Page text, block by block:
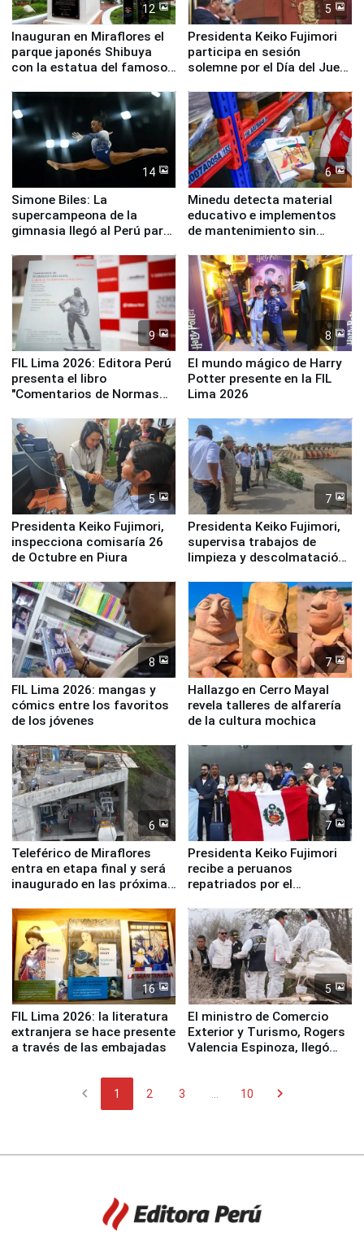
12
Inauguran en Miraflores el
parque japonés Shibuya
con la estatua del famoso
5
Presidenta Keiko Fujimori
participa en sesión
solemne por el Día del Juez
14
Simone Biles: La
supercampeona de la
gimnasia llegó al Perú para
Panamericanos Lima 2027
6
Minedu detecta material
educativo e implementos
de mantenimiento sin
la UGEL 2
9
FIL Lima 2026: Editora Perú
presenta el libro
"Comentarios de Normas
Derecho Colectivo"
8
El mundo mágico de Harry
Potter presente en la FIL
Lima 2026
5
Presidenta Keiko Fujimori,
inspecciona comisaría 26
de Octubre en Piura
7
Presidenta Keiko Fujimori,
supervisa trabajos de
limpieza y descolmatación
8
FIL Lima 2026: mangas y
cómics entre los favoritos
de los jóvenes
7
Hallazgo en Cerro Mayal
revela talleres de alfarería
de la cultura mochica
6
Teleférico de Miraflores
entra en etapa final y será
inaugurado en las próximas
7
Presidenta Keiko Fujimori
recibe a peruanos
repatriados por el
16
FIL Lima 2026: la literatura
extranjera se hace presente
a través de las embajadas
5
El ministro de Comercio
Exterior y Turismo, Rogers
Valencia Espinoza, llegó
chevron_left 1 2 3 10 chevron_right